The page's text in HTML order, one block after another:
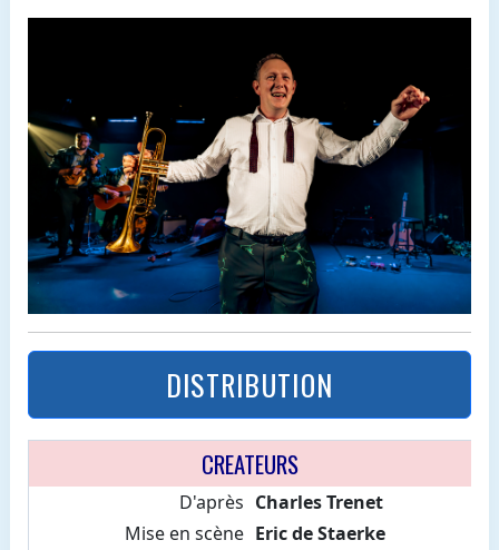
DISTRIBUTION
CREATEURS
D'après Charles Trenet
Mise en scène Eric de Staerke